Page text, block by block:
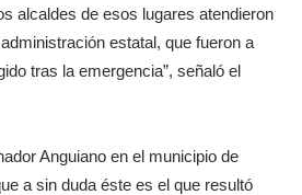
alcaldes de esos lugares atendieron
estatal, que fueron a
tras la emergencia”, señaló el
Anguiano en el municipio de
a sin duda éste es el que resultó